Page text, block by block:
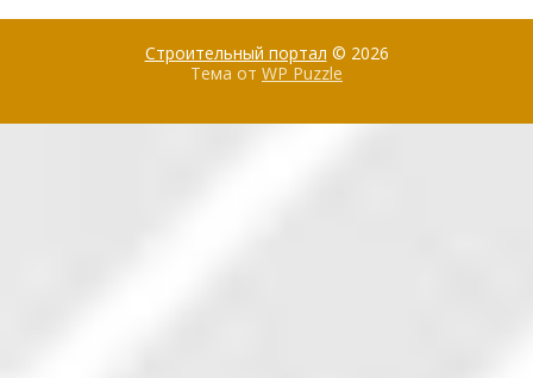
Строительный портал © 2026
Тема от WP Puzzle